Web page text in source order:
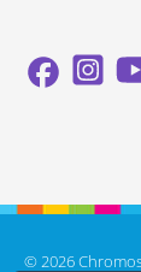
© 2026